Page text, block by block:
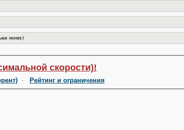
моих)
скорости)!
· Рейтинг и ограничения